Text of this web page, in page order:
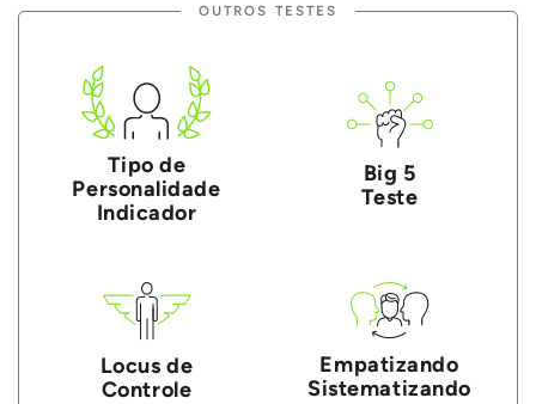
OUTROS TESTES
Tipo de
Personalidade
Indicador
Big 5
Teste
Locus de
Controle
Empatizando
Sistematizando